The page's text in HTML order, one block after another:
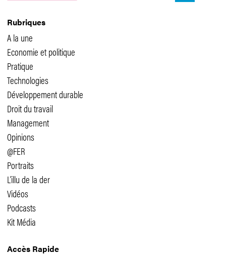
Rubriques
A la une
Economie et politique
Pratique
Technologies
Développement durable
Droit du travail
Management
Opinions
@FER
Portraits
L'illu de la der
Vidéos
Podcasts
Kit Média
Accès Rapide